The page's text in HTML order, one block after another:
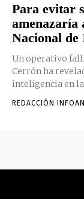
Para evitar
amenazaría
Nacional de
Un operativo
Cerrón ha
inteligencia en
REDACCIÓN